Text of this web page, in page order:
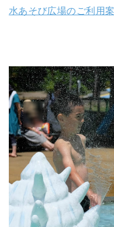
水あそび広場のご利用